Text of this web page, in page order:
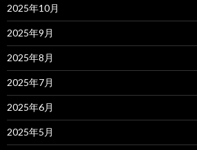
2025年10月
2025年9月
2025年8月
2025年7月
2025年6月
2025年5月